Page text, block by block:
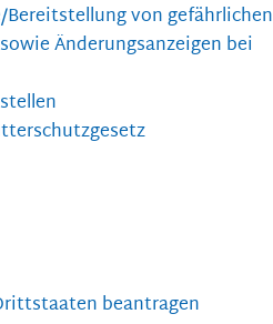
Bereitstellung von gefährlichen
Änderungsanzeigen bei
beantragen